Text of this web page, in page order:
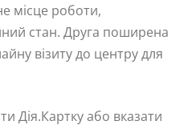
місце роботи,
стан. Друга поширена
візиту до центру для
Дія.Картку або вказати